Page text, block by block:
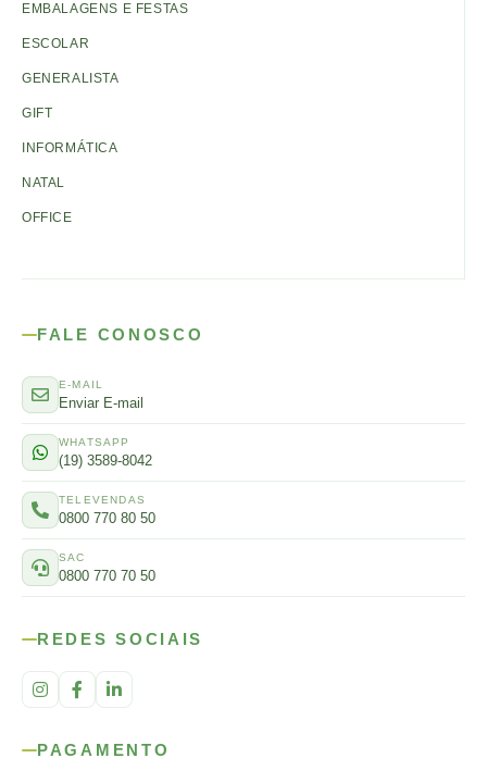
EMBALAGENS E FESTAS
ESCOLAR
GENERALISTA
GIFT
INFORMÁTICA
NATAL
OFFICE
FALE CONOSCO
E-MAIL
Enviar E-mail
WHATSAPP
(19) 3589-8042
TELEVENDAS
0800 770 80 50
SAC
0800 770 70 50
REDES SOCIAIS
PAGAMENTO